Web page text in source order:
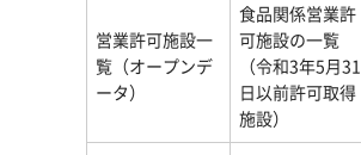
営業許可施設一
覧（オープンデ
ータ）
食品関係営業許
可施設の一覧
（令和3年5月31
日以前許可取得
施設）